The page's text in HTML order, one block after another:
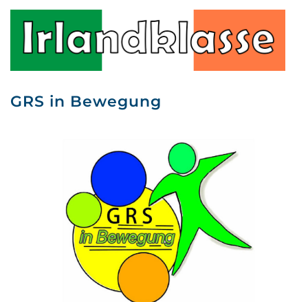
GRS in Bewegung